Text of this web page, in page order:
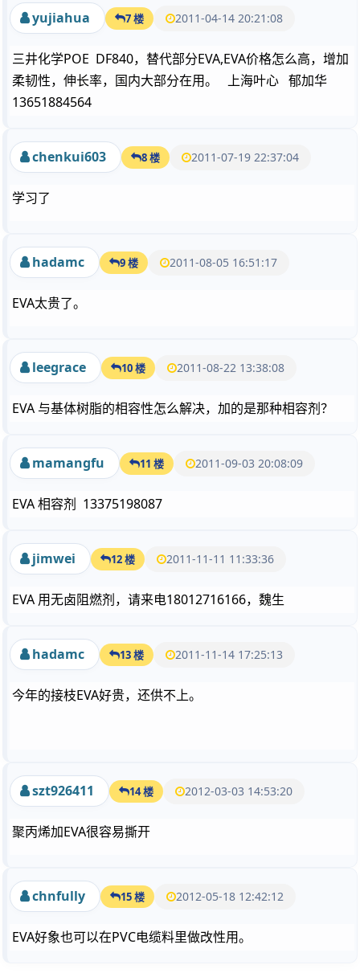
yujiahua 7 楼 2011-04-14 20:21:08
三井化学POE DF840，替代部分EVA,EVA价格怎么高，增加
柔韧性，伸长率，国内大部分在用。 上海叶心 郁加华
13651884564
chenkui603 8 楼 2011-07-19 22:37:04
学习了
hadamc 9 楼 2011-08-05 16:51:17
EVA太贵了。
leegrace 10 楼 2011-08-22 13:38:08
EVA 与基体树脂的相容性怎么解决，加的是那种相容剂？
mamangfu 11 楼 2011-09-03 20:08:09
EVA 相容剂 13375198087
jimwei 12 楼 2011-11-11 11:33:36
EVA 用无卤阻燃剂，请来电18012716166，魏生
hadamc 13 楼 2011-11-14 17:25:13
今年的接枝EVA好贵，还供不上。
szt926411 14 楼 2012-03-03 14:53:20
聚丙烯加EVA很容易撕开
chnfully 15 楼 2012-05-18 12:42:12
EVA好象也可以在PVC电缆料里做改性用。